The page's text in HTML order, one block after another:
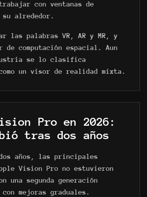
con ventanas de
alrededor.
las palabras VR, AR y MR, y
computación espacial. Aun
se lo clasifica
un visor de realidad mixta.
Pro en 2026:
tras dos años
años, las principales
Vision Pro no estuvieron
una segunda generación
mejoras graduales.